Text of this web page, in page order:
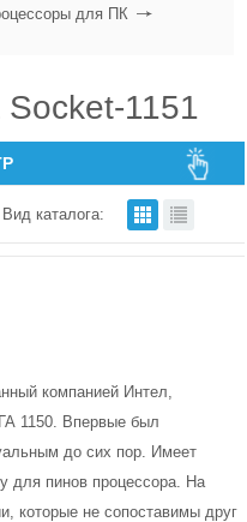
для ПК
1151
Вид каталога:
компанией Интел,
1150. Впервые был
до сих пор. Имеет
для пинов процессора. На
которые не сопоставимы друг